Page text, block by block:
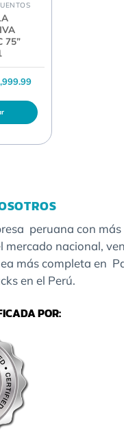
75”
original era: S/9,819.99.
El precio actual es: S/
peruana con
mercado nacional,
más completa en
en el Perú.
POR: